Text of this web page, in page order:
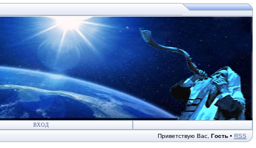
ВХОД
Приветствую Вас Гость • RSS